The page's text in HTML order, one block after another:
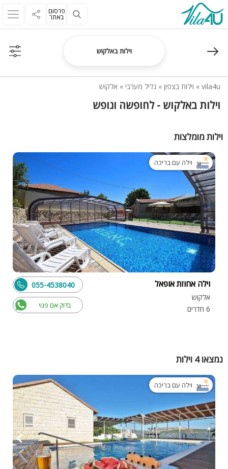
פרסום
באתר
וילות באלקוש
vila4u
» וילות בצפון » גליל מערבי » אלקוש
וילות באלקוש - לחופשה ונופש
וילות מומלצות
וילה עם בריכה
וילה אחוזת אופאל
אלקוש
6 חדרים
בדוק אם פנוי
055-4538040
נמצאו 4 וילות
וילה עם בריכה